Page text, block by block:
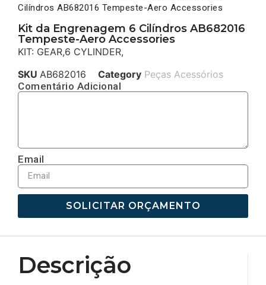
Cilíndros AB682016 Tempeste-Aero Accessories
Kit da Engrenagem 6 Cilíndros AB682016
Tempeste-Aero Accessories
KIT: GEAR,6 CYLINDER,
SKU AB682016 Category Peças Acessórios
Comentário Adicional
Email
SOLICITAR ORÇAMENTO
Descrição